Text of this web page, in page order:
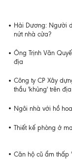
Hải Dương: Người
nứt nhà cửa?
Ông Trịnh Văn
địa
Công ty CP Xây
thầu 'khủng' trên
Ngôi nhà với hồ
Thiết kế phòng ở
Căn hộ cũ ẩm thấp